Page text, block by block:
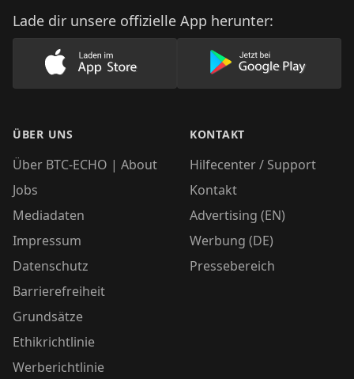
Lade dir unsere offizielle App herunter:
Lade unsere App im AppStore herunter
Lade unsere
ÜBER UNS
Über BTC-ECHO | About
Jobs
Mediadaten
Impressum
Datenschutz
Barrierefreiheit
Grundsätze
Ethikrichtlinie
Werberichtlinie
KONTAKT
Hilfecenter / Support
Kontakt
Advertising (EN)
Werbung (DE)
Pressebereich